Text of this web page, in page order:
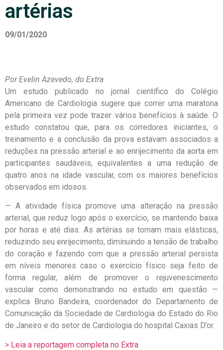
artérias
09/01/2020
Por Evelin Azevedo, do Extra
Um estudo publicado no jornal científico do Colégio
Americano de Cardiologia sugere que correr uma maratona
pela primeira vez pode trazer vários benefícios à saúde. O
estudo constatou que, para os corredores iniciantes, o
treinamento e a conclusão da prova estavam associados a
reduções na pressão arterial e ao enrijecimento da aorta em
participantes saudáveis, equivalentes a uma redução de
quatro anos na idade vascular, com os maiores benefícios
observados em idosos.
— A atividade física promove uma alteração na pressão
arterial, que reduz logo após o exercício, se mantendo baixa
por horas e até dias. As artérias se tornam mais elásticas,
reduzindo seu enrijecimento, diminuindo a tensão de trabalho
do coração e fazendo com que a pressão arterial persista
em níveis menores caso o exercício físico seja feito de
forma regular, além de promover o rejuvenescimento
vascular como demonstrando no estudo em questão —
explica Bruno Bandeira, coordenador do Departamento de
Comunicação da Sociedade de Cardiologia do Estado do Rio
de Janeiro e do setor de Cardiologia do hospital Caxias D’or.
> Leia a reportagem completa no Extra